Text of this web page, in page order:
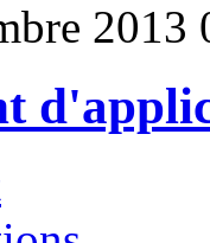
2013